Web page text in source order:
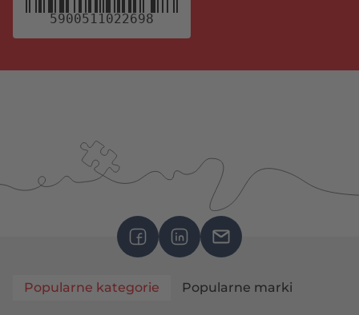
5900511022698
Popularne kategorie Popularne marki